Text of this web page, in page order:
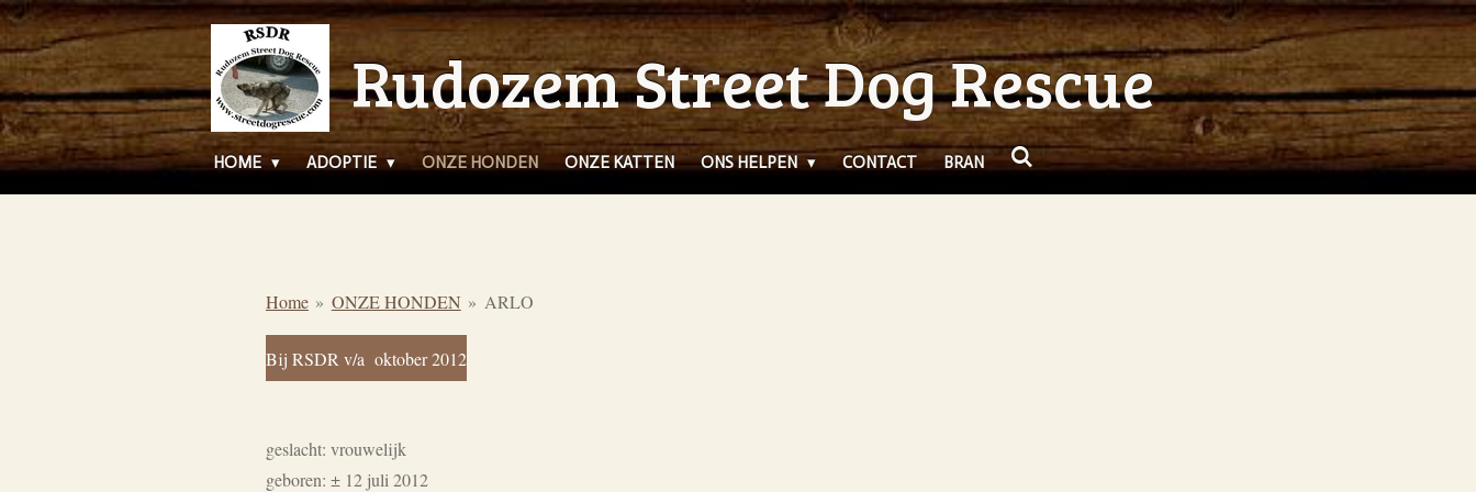
Ga
direct
naar
de
hoofdinhoud
Rudozem Street Dog Rescue
HOME ADOPTIE ONZE HONDEN ONZE KATTEN ONS HELPEN CONTACT BRAN
Home » ONZE HONDEN » ARLO
Bij RSDR v/a oktober 2012
geslacht: vrouwelijk
geboren: ± 12 juli 2012